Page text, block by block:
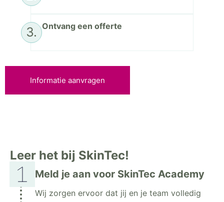
3. Ontvang een offerte
Informatie aanvragen
Leer het bij SkinTec!
Meld je aan voor SkinTec Academy
Wij zorgen ervoor dat jij en je team volledig